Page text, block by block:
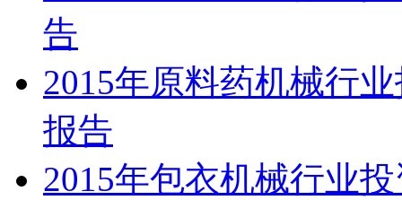
告
2015年原料药机械行
报告
2015年包衣机械行业